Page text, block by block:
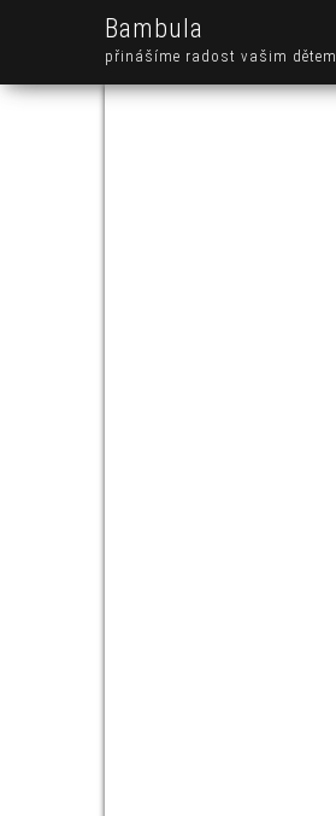
Bambula
přinášíme radost vašim dětem